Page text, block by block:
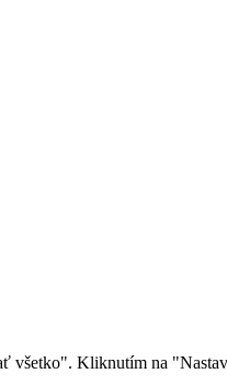
všetko". Kliknutím na